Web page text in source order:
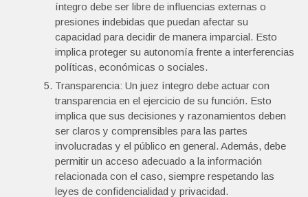
íntegro debe ser libre de influencias externas o
presiones indebidas que puedan afectar su
capacidad para decidir de manera imparcial. Esto
implica proteger su autonomía frente a interferencias
políticas, económicas o sociales.
Transparencia: Un juez íntegro debe actuar con
transparencia en el ejercicio de su función. Esto
implica que sus decisiones y razonamientos deben
ser claros y comprensibles para las partes
involucradas y el público en general. Además, debe
permitir un acceso adecuado a la información
relacionada con el caso, siempre respetando las
leyes de confidencialidad y privacidad.